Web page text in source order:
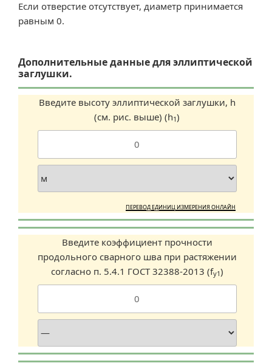
Если отверстие отсутствует, диаметр принимается
равным 0.
Дополнительные данные для эллиптической
заглушки.
Введите высоту эллиптической заглушки, h
(см. рис. выше) (h1)
ПЕРЕВОД ЕДИНИЦ ИЗМЕРЕНИЯ ОНЛАЙН
Введите коэффициент прочности
продольного сварного шва при растяжении
согласно п. 5.4.1 ГОСТ 32388-2013 (fy1)